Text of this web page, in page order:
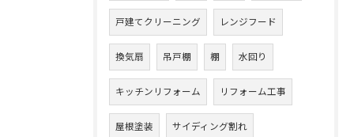
戸建てクリーニング レンジフード
換気扇 吊戸棚 棚 水回り
キッチンリフォーム リフォーム工事
屋根塗装 サイディング割れ